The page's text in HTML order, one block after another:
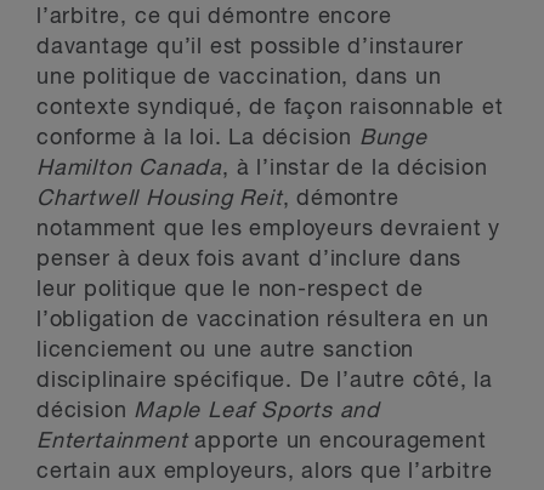
l’arbitre, ce qui démontre encore
davantage qu’il est possible d’instaurer
une politique de vaccination, dans un
contexte syndiqué, de façon raisonnable et
conforme à la loi. La décision Bunge
Hamilton Canada, à l’instar de la décision
Chartwell Housing Reit, démontre
notamment que les employeurs devraient y
penser à deux fois avant d’inclure dans
leur politique que le non-respect de
l’obligation de vaccination résultera en un
licenciement ou une autre sanction
disciplinaire spécifique. De l’autre côté, la
décision Maple Leaf Sports and
Entertainmentapporte un encouragement
certain aux employeurs, alors que l’arbitre